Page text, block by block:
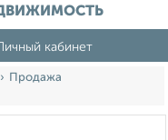
кабинет
Продажа